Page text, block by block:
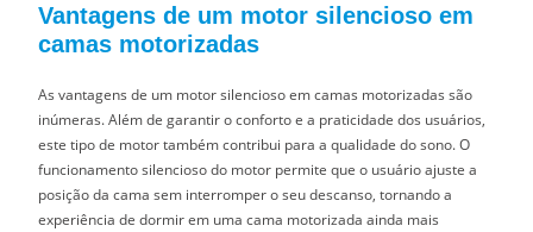
Vantagens de um motor silencioso em
camas motorizadas
As vantagens de um motor silencioso em camas motorizadas são
inúmeras. Além de garantir o conforto e a praticidade dos usuários,
este tipo de motor também contribui para a qualidade do sono. O
funcionamento silencioso do motor permite que o usuário ajuste a
posição da cama sem interromper o seu descanso, tornando a
experiência de dormir em uma cama motorizada ainda mais